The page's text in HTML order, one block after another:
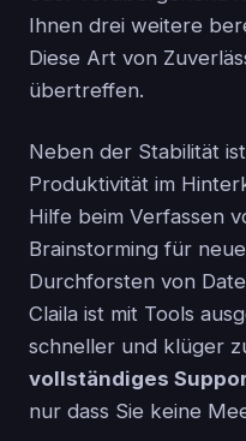
Ihnen drei weitere
Diese Art von
übertreffen.
Neben der Stabilität
Produktivität im
Hilfe beim Verfassen
Brainstorming für
Durchforsten von
Claila ist mit Tools
schneller und klüger
vollständiges
nur dass Sie keine